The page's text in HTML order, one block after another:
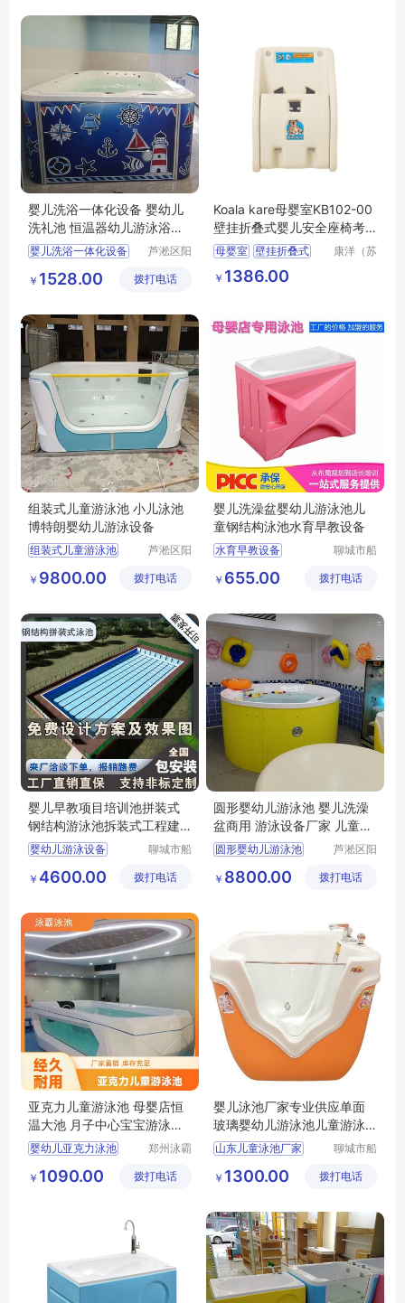
婴儿洗浴一体化设备 婴幼儿
洗礼池 恒温器幼儿游泳浴缸
宝宝缸按摩
婴儿洗浴一体化设备
恒温器幼儿游泳浴缸
芦淞区阳
童游泳馆
￥ 1528.00 拨打电话
Koala kare母婴室KB102-00
壁挂折叠式婴儿安全座椅考
拉婴儿护理台
母婴室 壁挂折叠式
婴儿安全座椅
康洋（苏
￥ 1386.00
组装式儿童游泳池 小儿泳池
博特朗婴幼儿游泳设备
组装式儿童游泳池
博特朗婴幼儿游泳设备
芦淞区阳
童游泳馆
￥ 9800.00 拨打电话
婴儿洗澡盆婴幼儿游泳池儿
童钢结构泳池水育早教设备
水育早教设备
婴幼儿游泳池
聊城市船
乐设备有
￥ 655.00 拨打电话
婴儿早教项目培训池拼装式
钢结构游泳池拆装式工程建
造水循环过滤
婴幼儿游泳设备
婴幼儿水育早教设备
聊城市船
乐设备有
￥ 4600.00 拨打电话
圆形婴幼儿游泳池 婴儿洗澡
盆商用 游泳设备厂家 儿童浴
缸
圆形婴幼儿游泳池
广州游泳池设备厂家
芦淞区阳
童游泳馆
￥ 8800.00 拨打电话
亚克力儿童游泳池 母婴店恒
温大池 月子中心宝宝游泳浴
盆 水疗浴缸
婴幼儿亚克力泳池
亚克力宝宝泳池
郑州泳霸
有限公司
￥ 1090.00 拨打电话
婴儿泳池厂家专业供应单面
玻璃婴幼儿游泳池儿童游泳
缸
山东儿童泳池厂家
儿童游泳单缸
聊城市船
乐设备有
￥ 1300.00 拨打电话